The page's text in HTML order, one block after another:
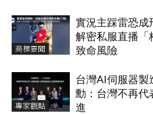
商標要聞
實況主踩雷恐成
解密私服直播「
致命風險
專家觀點
台灣AI伺服器製
勳：台灣不再代
進